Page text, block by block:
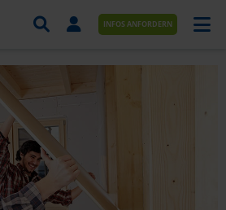
NACH BRANCHE
NACH ORT
UND LEISTUNGEN
INFOS ANFORDERN